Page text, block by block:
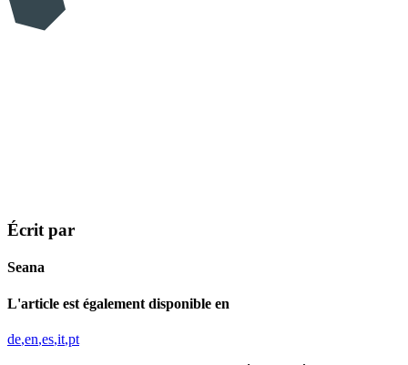
Écrit par
Seana
L'article est également disponible en
de en es it pt